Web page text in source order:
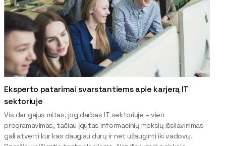
Eksperto patarimai svarstantiems apie karjerą IT
sektoriuje
Vis dar gajus mitas, jog darbas IT sektoriuje – vien
programavimas, tačiau įgytas informacinių mokslų išsilavinimas
gali atverti kur kas daugiau durų ir net užauginti iki vadovų.